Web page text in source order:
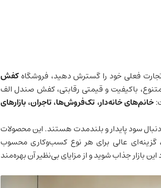
فعلی خود را گسترش دهید، فروشگاهکفش
متنوع، باکیفیت و قیمتی رقابتی، کفش صندل الف
خانم‌های خانه‌دار، تک‌فروش‌ها، تاجران، بازارهای
سود پایدار و بلندمدت هستند. این محصولات
گزینه‌ای عالی برای هر نوع کسب‌وکاری محسوب
بازار جذاب شوید و از مزایای بی‌نظیر آن بهره‌مند